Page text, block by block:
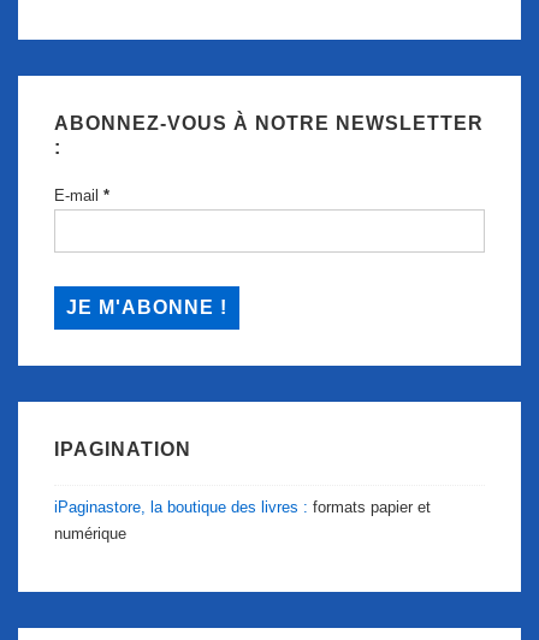
ABONNEZ-VOUS À NOTRE NEWSLETTER
:
E-mail *
IPAGINATION
iPaginastore, la boutique des livres : formats papier et
numérique